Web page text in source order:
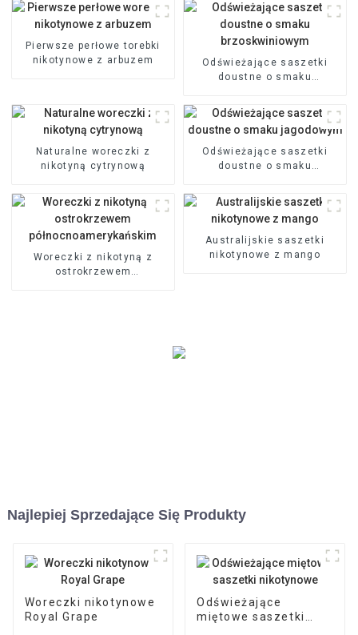
Pierwsze perłowe torebki
nikotynowe z arbuzem
Odświeżające saszetki
doustne o smaku
Naturalne woreczki z
nikotyną cytrynową
Odświeżające saszetki
doustne o smaku
Woreczki z nikotyną z
ostrokrzewem
Australijskie saszetki
nikotynowe z mango
Najlepiej Sprzedające Się Produkty
Woreczki nikotynowe
Royal Grape
Odświeżające
miętowe saszetki